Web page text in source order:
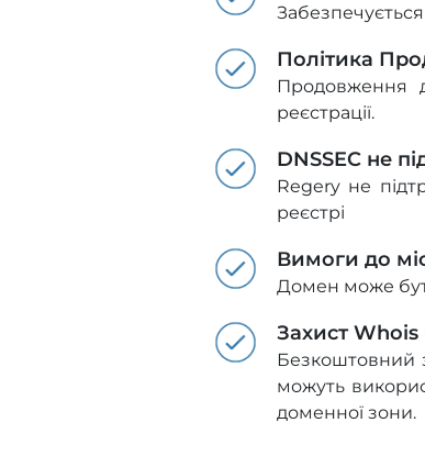
Політика
Продовження
реєстрації.
DNSSEC не
Regery не
реєстрі
Вимоги до
Домен може
Захист Whois
Безкоштовний
можуть
доменної зони.